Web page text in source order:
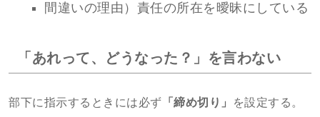
間違いの理由）責任の所在を曖昧にしている
「あれって、どうなった？」を言わない
部下に指示するときには必ず 「締め切り」
を設定する。